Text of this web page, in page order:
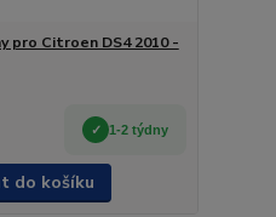
pro Citroen DS4 2010 -
1-2 týdny
do košíku